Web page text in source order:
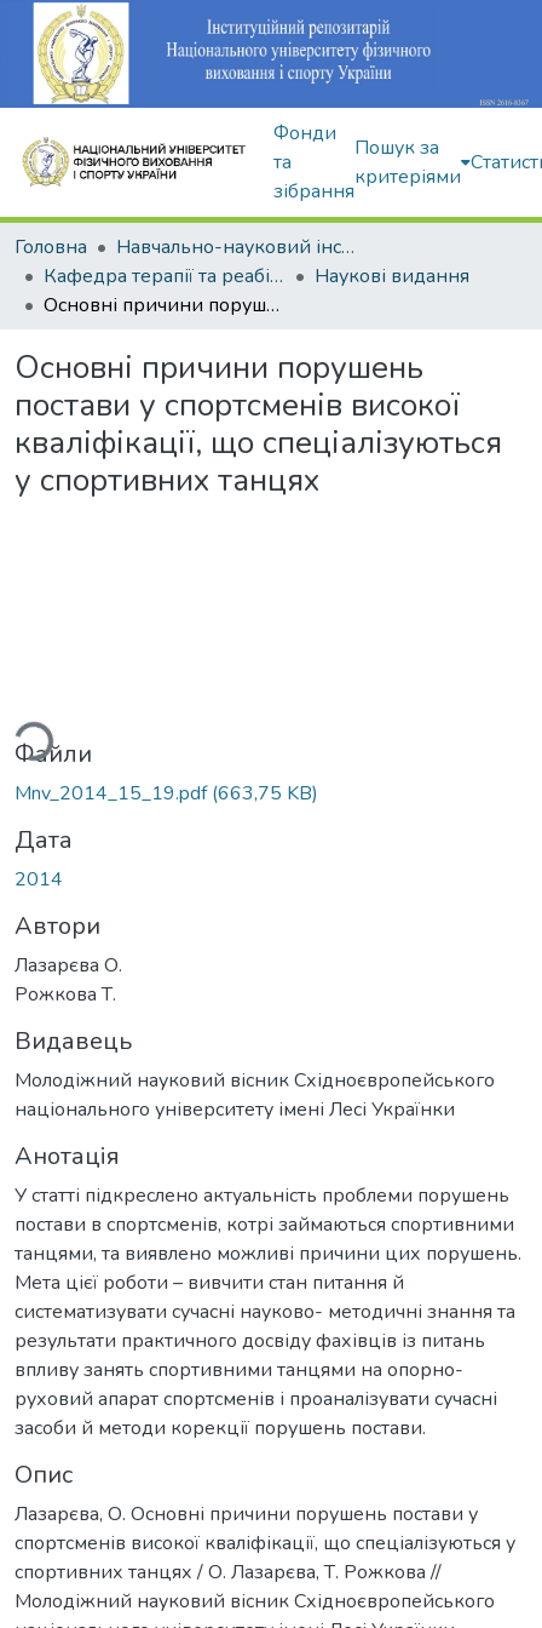
Фонди
та
зібрання
Пошук за
критеріями
Головна
Навчально-науковий інститут здоров'я, реабілітації та фізичного виховання
Кафедра терапії та реабілітації
Наукові видання
Основні причини порушень постави у спортсменів високої кваліфікації, що спеціалізуються у спортивних танцях
Основні причини порушень
постави у спортсменів високої
кваліфікації, що спеціалізуються
у спортивних танцях
Файли
Mnv_2014_15_19.pdf(663,75 KB)
Дата
2014
Автори
Лазарєва О.
Рожкова Т.
Видавець
Молодіжний науковий вісник Східноєвропейського
національного університету імені Лесі Українки
Анотація
У статті підкреслено актуальність проблеми порушень
постави в спортсменів, котрі займаються спортивними
танцями, та виявлено можливі причини цих порушень.
Мета цієї роботи – вивчити стан питання й
систематизувати сучасні науково- методичні знання та
результати практичного досвіду фахівців із питань
впливу занять спортивними танцями на опорно-
руховий апарат спортсменів і проаналізувати сучасні
засоби й методи корекції порушень постави.
Опис
Лазарєва, О. Основні причини порушень постави у
спортсменів високої кваліфікації, що спеціалізуються у
спортивних танцях / О. Лазарєва, Т. Рожкова //
Молодіжний науковий вісник Східноєвропейського